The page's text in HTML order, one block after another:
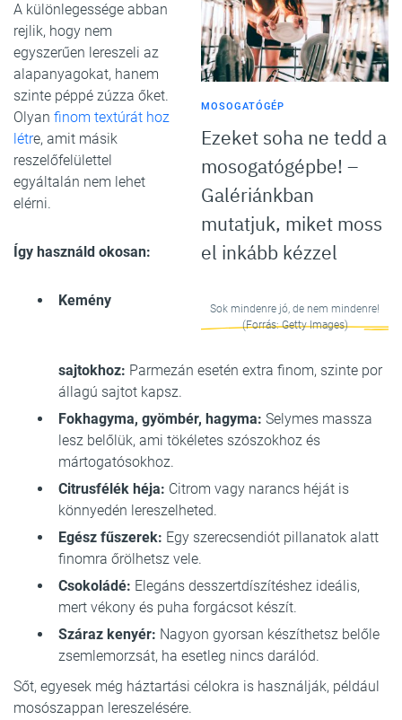
MOSOGATÓGÉP
Ezeket soha ne tedd a
mosogatógépbe! –
Galériánkban
mutatjuk, miket moss
el inkább kézzel
Sok mindenre jó, de nem mindenre!
(Forrás: Getty Images)
A különlegessége abban
rejlik, hogy nem
egyszerűen lereszeli az
alapanyagokat, hanem
szinte péppé zúzza őket.
Olyan finom textúrát hoz
létre, amit másik
reszelőfelülettel
egyáltalán nem lehet
elérni.
Így használd okosan:
Kemény
sajtokhoz: Parmezán esetén extra finom, szinte por
állagú sajtot kapsz.
Fokhagyma, gyömbér, hagyma: Selymes massza
lesz belőlük, ami tökéletes szószokhoz és
mártogatósokhoz.
Citrusfélék héja: Citrom vagy narancs héját is
könnyedén lereszelheted.
Egész fűszerek: Egy szerecsendiót pillanatok alatt
finomra őrölhetsz vele.
Csokoládé: Elegáns desszertdíszítéshez ideális,
mert vékony és puha forgácsot készít.
Száraz kenyér: Nagyon gyorsan készíthetsz belőle
zsemlemorzsát, ha esetleg nincs darálód.
Sőt, egyesek még háztartási célokra is használják, például
mosószappan lereszelésére.